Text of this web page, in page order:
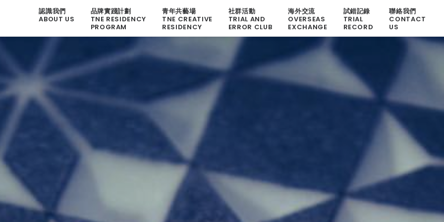
認識我們
ABOUT US
品牌實踐計劃
TNE RESIDENCY
PROGRAM
青年共藝場
TNE CREATIVE
RESIDENCY
社群活動
TRIAL AND
ERROR CLUB
海外交流
OVERSEAS
EXCHANGE
試錯記錄
TRIAL
RECORD
聯絡我們
CONTACT
US